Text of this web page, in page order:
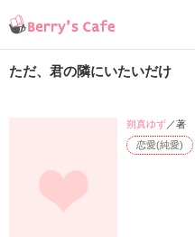
ただ、君の隣にいたいだけ
恋愛(純愛)
朔真ゆず／著